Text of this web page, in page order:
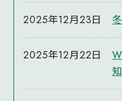
2025年12月23日
2025年12月22日